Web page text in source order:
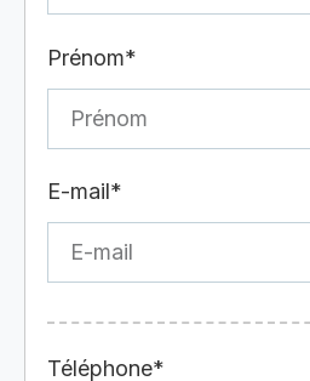
Prénom*
E-mail*
Téléphone*